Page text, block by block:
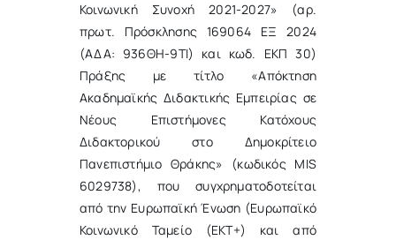
Κοινωνική Συνοχή 2021-2027» (αρ.
πρωτ. Πρόσκλησης 169064 ΕΞ 2024
(ΑΔΑ: 936ΘΗ-9ΤΙ) και κωδ. ΕΚΠ 30)
Πράξης με τίτλο «Απόκτηση
Ακαδημαϊκής Διδακτικής Εμπειρίας σε
Νέους Επιστήμονες Κατόχους
Διδακτορικού στο Δημοκρίτειο
Πανεπιστήμιο Θράκης» (κωδικός MIS
6029738), που συγχρηματοδοτείται
από την Ευρωπαϊκή Ένωση (Ευρωπαϊκό
Κοινωνικό Ταμείο (ΕΚΤ+) και από